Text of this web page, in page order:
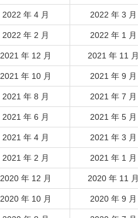
2022 年 4 月 2022 年 3 月
2022 年 2 月 2022 年 1 月
2021 年 12 月 2021 年 11 月
2021 年 10 月 2021 年 9 月
2021 年 8 月 2021 年 7 月
2021 年 6 月 2021 年 5 月
2021 年 4 月 2021 年 3 月
2021 年 2 月 2021 年 1 月
2020 年 12 月 2020 年 11 月
2020 年 10 月 2020 年 9 月